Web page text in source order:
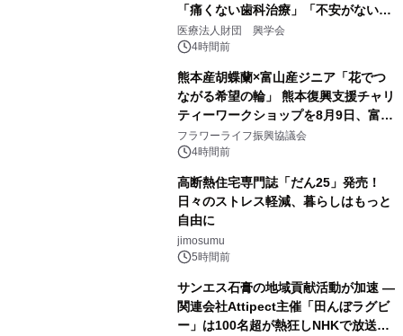
「痛くない歯科治療」「不安がない治
療計画」をテーマに専門監修
医療法人財団 興学会
4時間前
熊本産胡蝶蘭×富山産ジニア「花でつ
ながる希望の輪」 熊本復興支援チャリ
ティーワークショップを8月9日、富
山・射水で開催
フラワーライフ振興協議会
4時間前
高断熱住宅専門誌「だん25」発売！
日々のストレス軽減、暮らしはもっと
自由に
jimosumu
5時間前
サンエス石膏の地域貢献活動が加速 ―
関連会社Attipect主催「田んぼラグビ
ー」は100名超が熱狂しNHKで放送さ